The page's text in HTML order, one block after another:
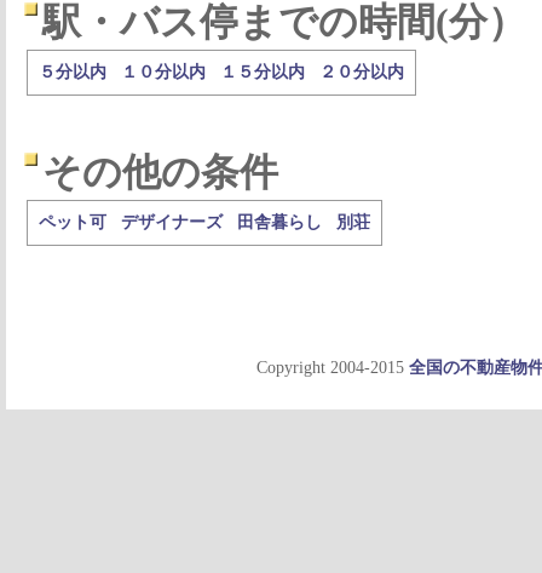
駅・バス停までの時間(分）
５分以内 １０分以内 １５分以内 ２０分以内
その他の条件
ペット可 デザイナーズ 田舎暮らし 別荘
Copyright 2004-2015 全国の不動産物